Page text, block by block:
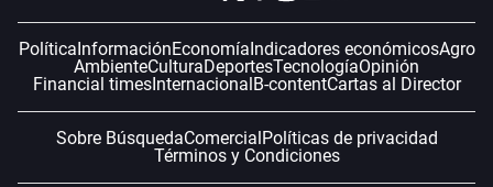
PolíticaInformaciónEconomíaIndicadores económicosAgro
AmbienteCulturaDeportesTecnologíaOpinión
Financial timesInternacionalB-contentCartas al Director
Sobre BúsquedaComercialPolíticas de privacidad
Términos y Condiciones